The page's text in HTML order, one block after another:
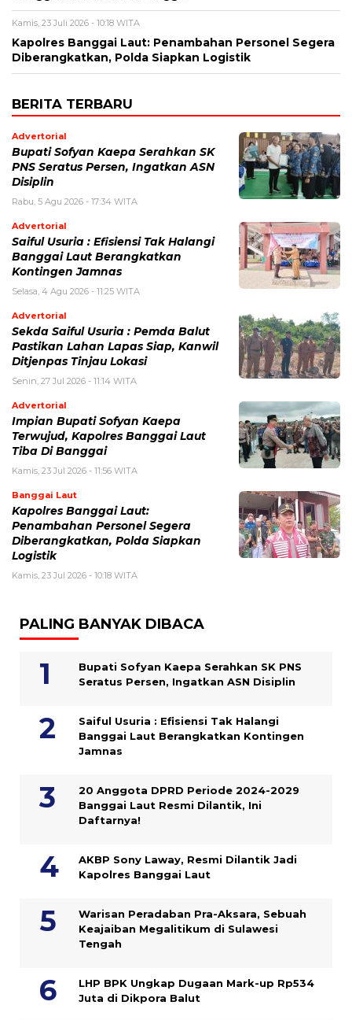
Kamis, 23 Juli 2026 - 10:18 WITA
Kapolres Banggai Laut: Penambahan Personel Segera
Diberangkatkan, Polda Siapkan Logistik
BERITA TERBARU
Advertorial
Bupati Sofyan Kaepa Serahkan SK
PNS Seratus Persen, Ingatkan ASN
Disiplin
Rabu, 5 Agu 2026 - 17:34 WITA
Advertorial
Saiful Usuria : Efisiensi Tak Halangi
Banggai Laut Berangkatkan
Kontingen Jamnas
Selasa, 4 Agu 2026 - 11:25 WITA
Advertorial
Sekda Saiful Usuria : Pemda Balut
Pastikan Lahan Lapas Siap, Kanwil
Ditjenpas Tinjau Lokasi
Senin, 27 Jul 2026 - 11:14 WITA
Advertorial
Impian Bupati Sofyan Kaepa
Terwujud, Kapolres Banggai Laut
Tiba Di Banggai
Kamis, 23 Jul 2026 - 11:56 WITA
Banggai Laut
Kapolres Banggai Laut:
Penambahan Personel Segera
Diberangkatkan, Polda Siapkan
Logistik
Kamis, 23 Jul 2026 - 10:18 WITA
PALING BANYAK DIBACA
Bupati Sofyan Kaepa Serahkan SK PNS
Seratus Persen, Ingatkan ASN Disiplin
Saiful Usuria : Efisiensi Tak Halangi
Banggai Laut Berangkatkan Kontingen
Jamnas
20 Anggota DPRD Periode 2024-2029
Banggai Laut Resmi Dilantik, Ini
Daftarnya!
AKBP Sony Laway, Resmi Dilantik Jadi
Kapolres Banggai Laut
Warisan Peradaban Pra-Aksara, Sebuah
Keajaiban Megalitikum di Sulawesi
Tengah
LHP BPK Ungkap Dugaan Mark-up Rp534
Juta di Dikpora Balut